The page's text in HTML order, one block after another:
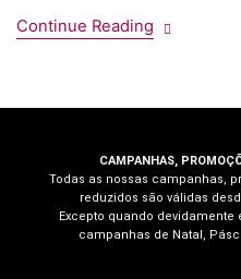
Continue Reading
CAMPANHAS,
Todas as nossas campanhas,
reduzidos são válidas
Excepto quando
campanhas de Natal,